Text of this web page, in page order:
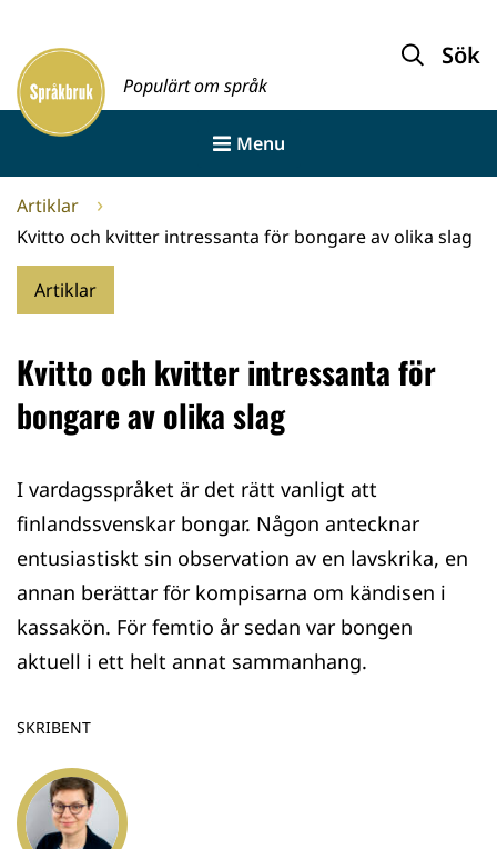
innehållet
Framsida
Populärt om språk
Sök
Menu
Artiklar
Kvitto och kvitter intressanta för bongare av olika slag
Artiklar
Kvitto och kvitter intressanta för
bongare av olika slag
I vardagsspråket är det rätt vanligt att
finlandssvenskar bongar. Någon antecknar
entusiastiskt sin observation av en lavskrika, en
annan berättar för kompisarna om kändisen i
kassakön. För femtio år sedan var bongen
aktuell i ett helt annat sammanhang.
SKRIBENT